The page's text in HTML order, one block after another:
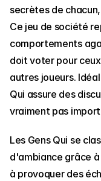
secrètes de
Ce jeu de société
comportements
doit voter pour
autres joueurs.
Qui assure des
vraiment pas
Les Gens Qui se
d'ambiance grâce
à provoquer des